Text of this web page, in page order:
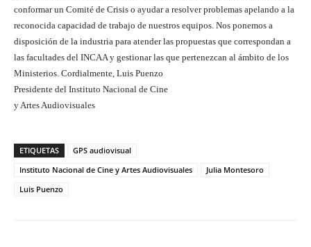
conformar un Comité de Crisis o ayudar a resolver problemas apelando a la
reconocida capacidad de trabajo de nuestros equipos. Nos ponemos a
disposición de la industria para atender las propuestas que correspondan a
las facultades del INCAA y gestionar las que pertenezcan al ámbito de los
Ministerios. Cordialmente, Luis Puenzo
Presidente del Instituto Nacional de Cine
y Artes Audiovisuales
ETIQUETAS
GPS audiovisual
Instituto Nacional de Cine y Artes Audiovisuales
Julia Montesoro
Luis Puenzo